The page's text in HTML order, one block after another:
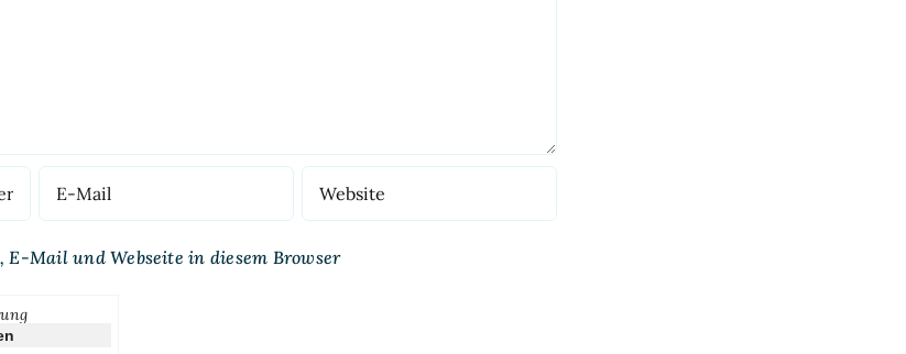
E-Mail und Webseite in diesem Browser